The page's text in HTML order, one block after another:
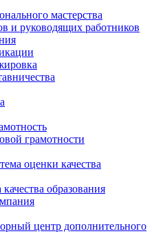
мастерства
и руководящих работников
грамотности
оценки качества
образования
центр дополнительного